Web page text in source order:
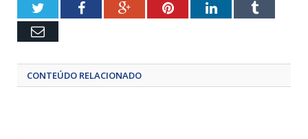
TwitterFacebookGoogle+PinterestLinkedInTumblr
Email
CONTEÚDO RELACIONADO